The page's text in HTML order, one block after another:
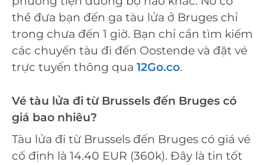
thể đưa bạn đến ga tàu lửa ở Bruges chỉ
trong chưa đến 1 giờ. Bạn chỉ cần tìm kiếm
các chuyến tàu đi đến Oostende và đặt vé
trực tuyến thông qua 12Go.co.
Vé tàu lửa đi từ Brussels đến Bruges có
giá bao nhiêu?
Tàu lửa đi từ Brussels đến Bruges có giá vé
cố định là 14.40 EUR (360k). Đây là tin tốt